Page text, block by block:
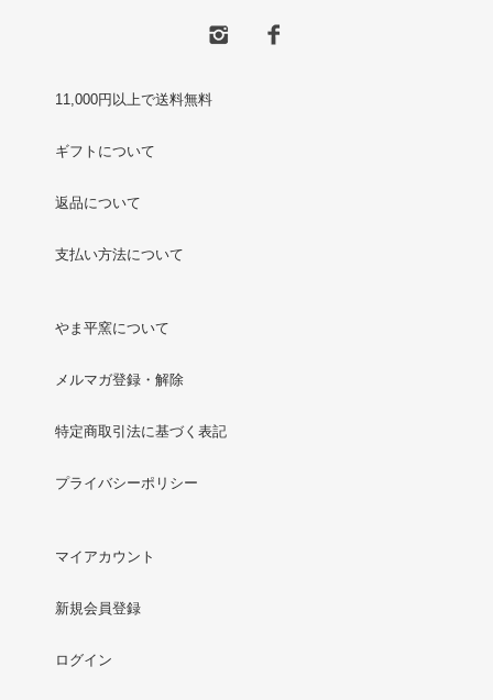
11,000円以上で送料無料
ギフトについて
返品について
支払い方法について
やま平窯について
メルマガ登録・解除
特定商取引法に基づく表記
プライバシーポリシー
マイアカウント
新規会員登録
ログイン